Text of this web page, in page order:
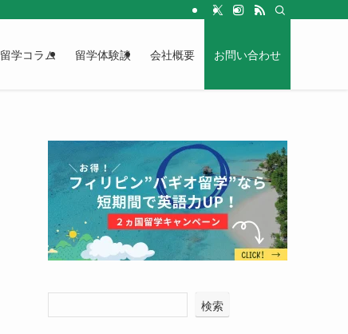
留学コラム 留学体験談 会社概要 お問い合わせ
検索